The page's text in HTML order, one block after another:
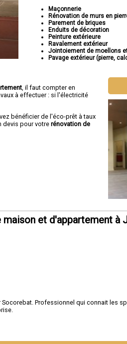
Maçonnerie
Rénovation de murs en
Parement de briques
Enduits de décoration
Peinture extérieure
Ravalement extérieur
Jointoiement de moellons
Pavage extérieur (pierre,
, il faut compter en
à effectuer : si l'électricité
bénéficier de l'éco-prêt à taux
devis pour votre rénovation de
maison et d'appartement à
Professionnel qui connait les